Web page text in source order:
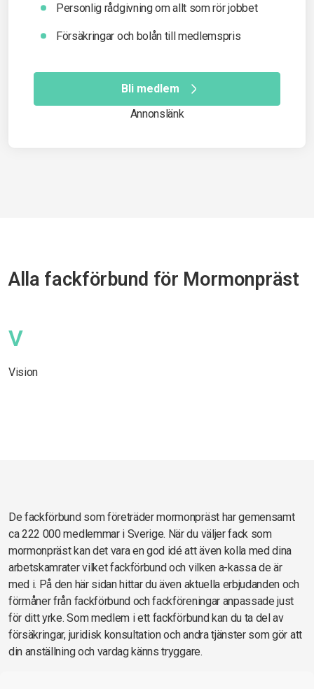
Personlig rådgivning om allt som rör jobbet
Försäkringar och bolån till medlemspris
Bli medlem
Annonslänk
Alla fackförbund för Mormonpräst
V
Vision
De fackförbund som företräder mormonpräst har gemensamt
ca 222 000 medlemmar i Sverige. När du väljer fack som
mormonpräst kan det vara en god idé att även kolla med dina
arbetskamrater vilket fackförbund och vilken a-kassa de är
med i. På den här sidan hittar du även aktuella erbjudanden och
förmåner från fackförbund och fackföreningar anpassade just
för ditt yrke. Som medlem i ett fackförbund kan du ta del av
försäkringar, juridisk konsultation och andra tjänster som gör att
din anställning och vardag känns tryggare.